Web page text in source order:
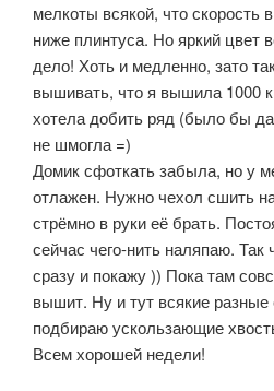
мелкоты всякой, что скорость
ниже плинтуса. Но яркий цвет
дело! Хоть и медленно, зато
вышивать, что я вышила 1000
хотела добить ряд (было бы
не шмогла =)
Домик сфоткать забыла, но у
отлажен. Нужно чехол сшить
стрёмно в руки её брать.
сейчас чего-нить наляпаю. Так
сразу и покажу )) Пока там
вышит. Ну и тут всякие
подбираю ускользающие
Всем хорошей недели!